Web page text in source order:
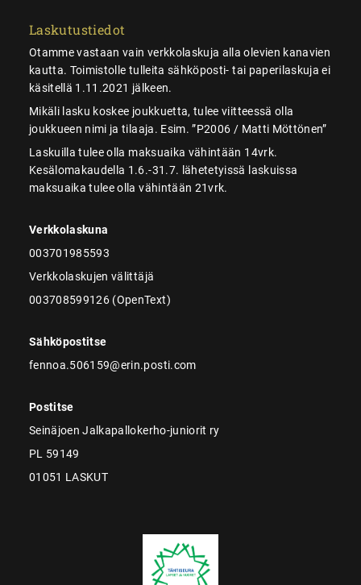
Laskutustiedot
Otamme vastaan vain verkkolaskuja alla olevien kanavien
kautta. Toimistolle tulleita sähköposti- tai paperilaskuja ei
käsitellä 1.11.2021 jälkeen.
Mikäli lasku koskee joukkuetta, tulee viitteessä olla
joukkueen nimi ja tilaaja. Esim. ”P2006 / Matti Möttönen”
Laskuilla tulee olla maksuaika vähintään 14vrk.
Kesälomakaudella 1.6.-31.7. lähetetyissä laskuissa
maksuaika tulee olla vähintään 21vrk.
Verkkolaskuna
003701985593
Verkkolaskujen välittäjä
003708599126 (OpenText)
Sähköpostitse
fennoa.506159@erin.posti.com
Postitse
Seinäjoen Jalkapallokerho-juniorit ry
PL 59149
01051 LASKUT